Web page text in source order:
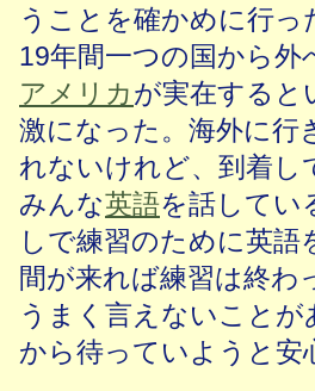
うことを確かめに行
19年間一つの国から
アメリカが実在すると
激になった。海外に行
れないけれど、到着
みんな英語を話してい
しで練習のために英
間が来れば練習は終わ
うまく言えないこと
から待っていようと安